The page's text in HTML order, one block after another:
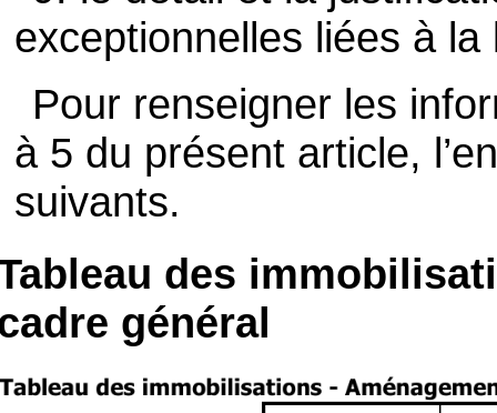
exceptionnelles liées à
Pour renseigner les
à 5 du présent article,
suivants.
des
général